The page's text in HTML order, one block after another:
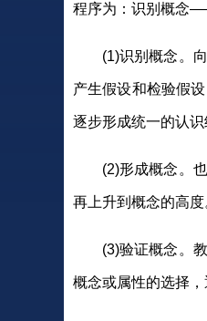
程序为：识别概念
(1)识别概念。
产生假设和检验假
逐步形成统一的认识
(2)形成概念。
再上升到概念的高度
(3)验证概念。
概念或属性的选择，